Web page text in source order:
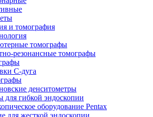
и томография
томографы
резонансные томографы
С-дуга
денситометры
для гибкой эндоскопии
оборудование Pentax
для жесткой эндоскопии